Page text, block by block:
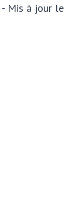
- Mis à jour le